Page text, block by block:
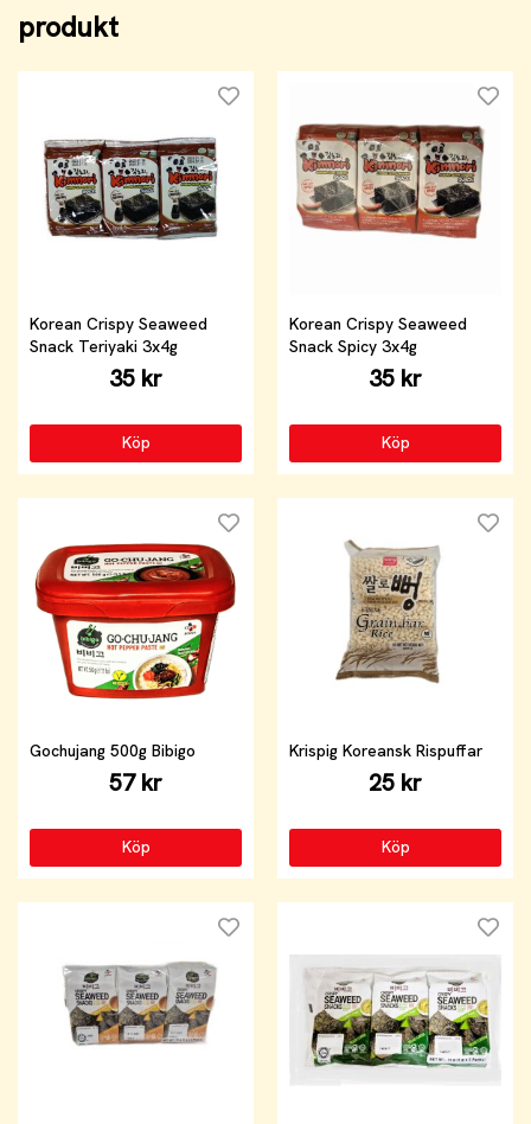
produkt
Korean Crispy Seaweed
Snack Teriyaki 3x4g
35 kr
Köp
Korean Crispy Seaweed
Snack Spicy 3x4g
35 kr
Köp
Gochujang 500g Bibigo
57 kr
Köp
Krispig Koreansk Rispuffar
25 kr
Köp